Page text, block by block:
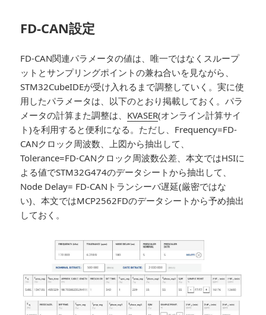
FD-CAN設定
FD-CAN関連パラメータの値は、唯一ではなくスループ
ットとサンプリングポイントの兼ね合いを見ながら、
STM32CubeIDEが受け入れるまで調整していく。実に使
用したパラメータは、以下のとおり掲載しておく。パラ
メータの計算また調整は、 KVASER(オンライン計算サイ
ト)を利用すると便利になる。ただし、Frequency=FD-
CANクロック周波数、上図から抽出して、
Tolerance=FD-CANクロック周波数公差、本文ではHSIに
よる値でSTM32G474のデータシートから抽出して、
Node Delay= FD-CANトランシーバ遅延(厳密ではな
い)、本文ではMCP2562FDのデータシートから予め抽出
しておく。